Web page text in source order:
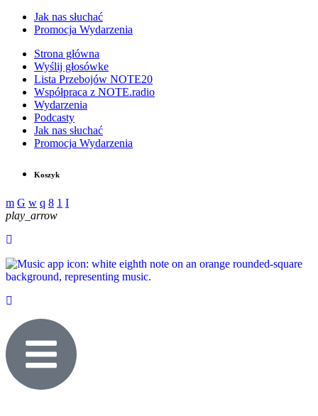
Jak nas słuchać
Promocja Wydarzenia
Strona główna
Wyślij głosówke
Lista Przebojów NOTE20
Współpraca z NOTE.radio
Wydarzenia
Podcasty
Jak nas słuchać
Promocja Wydarzenia
Koszyk
play_arrow